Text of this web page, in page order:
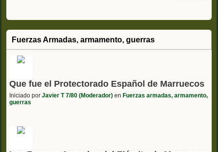
Fuerzas Armadas, armamento, guerras
Que fue el Protectorado Español de Marruecos
Iniciado por Javier T 7/80 (Moderador) en Fuerzas armadas, armamento,
guerras